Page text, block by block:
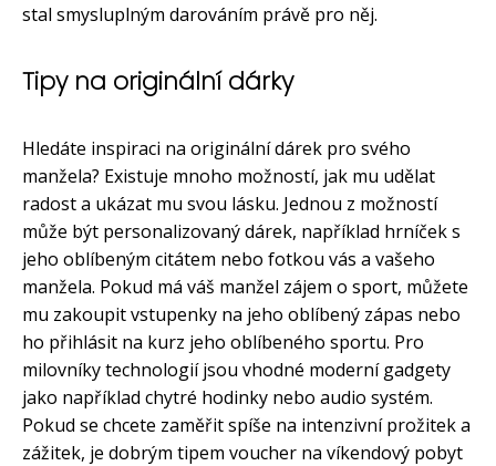
stal smysluplným darováním právě pro něj.
Tipy na originální dárky
Hledáte inspiraci na originální dárek pro svého
manžela? Existuje mnoho možností, jak mu udělat
radost a ukázat mu svou lásku. Jednou z možností
může být personalizovaný dárek, například hrníček s
jeho oblíbeným citátem nebo fotkou vás a vašeho
manžela. Pokud má váš manžel zájem o sport, můžete
mu zakoupit vstupenky na jeho oblíbený zápas nebo
ho přihlásit na kurz jeho oblíbeného sportu. Pro
milovníky technologií jsou vhodné moderní gadgety
jako například chytré hodinky nebo audio systém.
Pokud se chcete zaměřit spíše na intenzivní prožitek a
zážitek, je dobrým tipem voucher na víkendový pobyt